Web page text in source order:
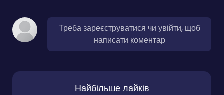
Треба зареєструватися чи увійти, щоб
написати коментар
Найбільше лайків